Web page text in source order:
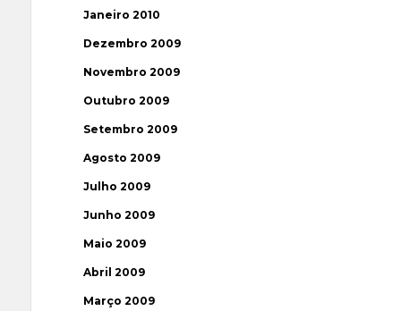
Janeiro 2010
Dezembro 2009
Novembro 2009
Outubro 2009
Setembro 2009
Agosto 2009
Julho 2009
Junho 2009
Maio 2009
Abril 2009
Março 2009